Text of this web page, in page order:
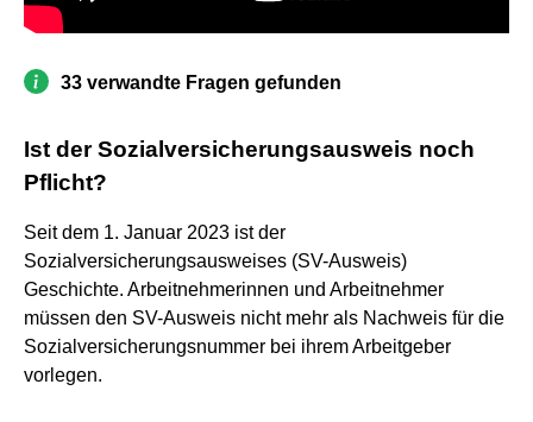
33 verwandte Fragen gefunden
Ist der Sozialversicherungsausweis noch
Pflicht?
Seit dem 1. Januar 2023 ist der
Sozialversicherungsausweises (SV-Ausweis)
Geschichte. Arbeitnehmerinnen und Arbeitnehmer
müssen den SV-Ausweis nicht mehr als Nachweis für die
Sozialversicherungsnummer bei ihrem Arbeitgeber
vorlegen.